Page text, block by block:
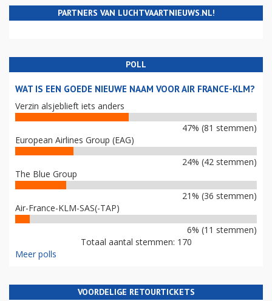
PARTNERS VAN LUCHTVAARTNIEUWS.NL!
POLL
WAT IS EEN GOEDE NIEUWE NAAM VOOR AIR FRANCE-KLM?
Verzin alsjeblieft iets anders
47% (81 stemmen)
European Airlines Group (EAG)
24% (42 stemmen)
The Blue Group
21% (36 stemmen)
Air-France-KLM-SAS(-TAP)
6% (11 stemmen)
Totaal aantal stemmen: 170
Meer polls
VOORDELIGE RETOURTICKETS